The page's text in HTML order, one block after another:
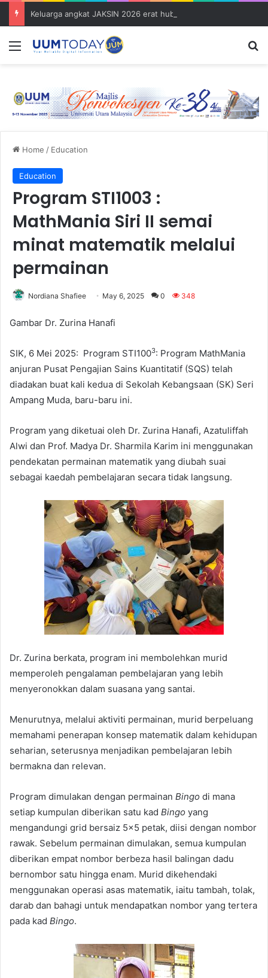
Menu
Home / Education
Education
Program STI1003 :
MathMania Siri II semai
minat matematik melalui
permainan
Nordiana Shafiee May 6, 2025 0 348
Gambar Dr. Zurina Hanafi
SIK, 6 Mei 2025: Program STI1003: Program MathMania
anjuran Pusat Pengajian Sains Kuantitatif (SQS) telah
diadakan buat kali kedua di Sekolah Kebangsaan (SK) Seri
Ampang Muda, baru-baru ini.
Program yang diketuai oleh Dr. Zurina Hanafi, Azatuliffah
Alwi dan Prof. Madya Dr. Sharmila Karim ini menggunakan
pendekatan permainan matematik yang diubah suai
sebagai kaedah pembelajaran secara tidak langsung.
Dr. Zurina berkata, program ini membolehkan murid
memperoleh pengalaman pembelajaran yang lebih
menyeronokkan dalam suasana yang santai.
Menurutnya, melalui aktiviti permainan, murid berpeluang
memahami penerapan konsep matematik dalam kehidupan
seharian, seterusnya menjadikan pembelajaran lebih
bermakna dan relevan.
Program dimulakan dengan permainan Bingo di mana
setiap kumpulan diberikan satu kad Bingo yang
mengandungi grid bersaiz 5×5 petak, diisi dengan nombor
rawak. Sebelum permainan dimulakan, semua kumpulan
diberikan empat nombor berbeza hasil balingan dadu
bernombor satu hingga enam. Murid dikehendaki
menggunakan operasi asas matematik, iaitu tambah, tolak,
darab dan bahagi untuk mendapatkan nombor yang tertera
pada kad Bingo.